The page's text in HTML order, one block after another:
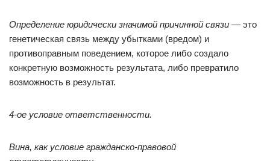
Определение юридически значимой причинной связи — это
генетическая связь между убытками (вредом) и
противоправным поведением, которое либо создало
конкретную возможность результата, либо превратило
возможность в результат.
4-ое условие ответственности.
Вина, как условие гражданско-правовой